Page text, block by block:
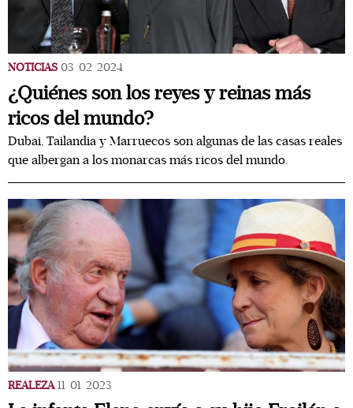
NOTICIAS 03/02/2024
¿Quiénes son los reyes y reinas más
ricos del mundo?
Dubai, Tailandia y Marruecos son algunas de las casas reales
que albergan a los monarcas más ricos del mundo.
REALEZA 11/01/2023